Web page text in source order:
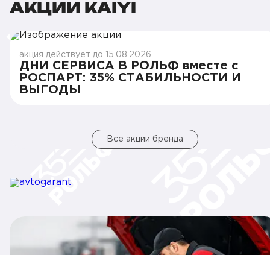
АКЦИИ KAIYI
акция действует до 15.08.2026
ДНИ СЕРВИСА В РОЛЬФ вместе с
РОСПАРТ: 35% СТАБИЛЬНОСТИ И
ВЫГОДЫ
Все акции бренда